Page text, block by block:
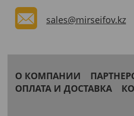
sales@mirseifov.kz
О КОМПАНИИ
ОПЛАТА И ДОСТАВКА